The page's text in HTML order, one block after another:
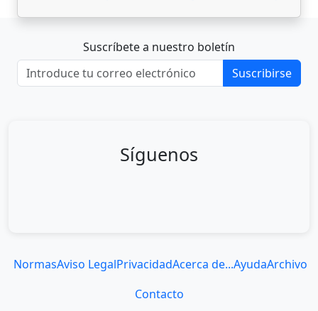
Suscríbete a nuestro boletín
Suscribirse
Síguenos
NormasAviso LegalPrivacidadAcerca de...AyudaArchivo
Contacto